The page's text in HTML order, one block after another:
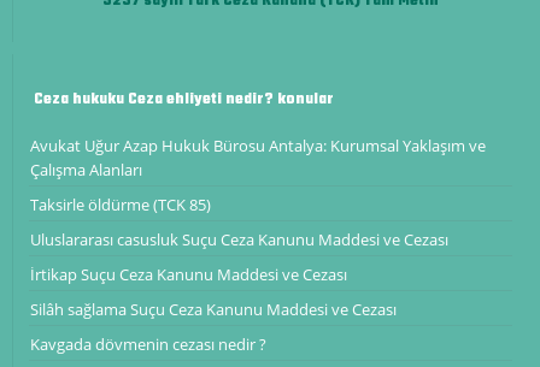
Ceza hukuku Ceza ehliyeti nedir? konular
Avukat Uğur Azap Hukuk Bürosu Antalya: Kurumsal Yaklaşım ve
Çalışma Alanları
Taksirle öldürme (TCK 85)
Uluslararası casusluk Suçu Ceza Kanunu Maddesi ve Cezası
İrtikap Suçu Ceza Kanunu Maddesi ve Cezası
Silâh sağlama Suçu Ceza Kanunu Maddesi ve Cezası
Kavgada dövmenin cezası nedir ?